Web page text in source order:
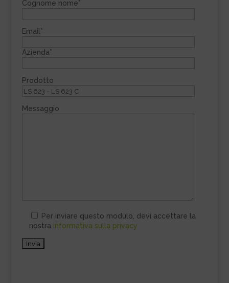
Cognome nome*
Email*
Azienda*
Prodotto
Messaggio
Per inviare questo modulo, devi accettare la
nostra informativa sulla privacy